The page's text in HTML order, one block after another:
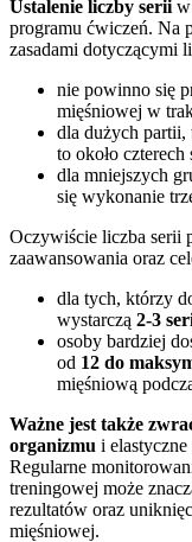
Ustalenie liczby serii
programu ćwiczeń. Na
zasadami dotyczącymi
nie powinno się
mięśniowej w
dla dużych partii,
to około czterech
dla mniejszych
się wykonanie
Oczywiście liczba serii
zaawansowania oraz
dla tych, którzy
wystarczą 2-3
osoby bardziej
od 12 do
mięśniową
Ważne jest także
organizmu i
Regularne
treningowej może
rezultatów oraz
mięśniowej.